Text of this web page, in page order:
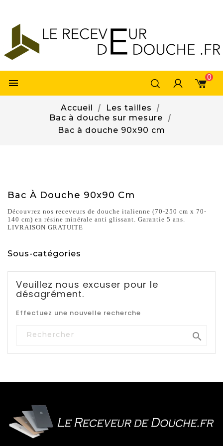
 0
Accueil
Les tailles
Bac à douche sur mesure
Bac à douche 90x90 cm
Bac À Douche 90x90 Cm
Découvrez nos receveurs de douche italienne (70-250 cm x 70-
140 cm) en résine minérale anti glissant. Garantie 5 ans.
LIVRAISON GRATUITE
Sous-catégories
Veuillez nous excuser pour le
désagrément.
Effectuez une nouvelle recherche
